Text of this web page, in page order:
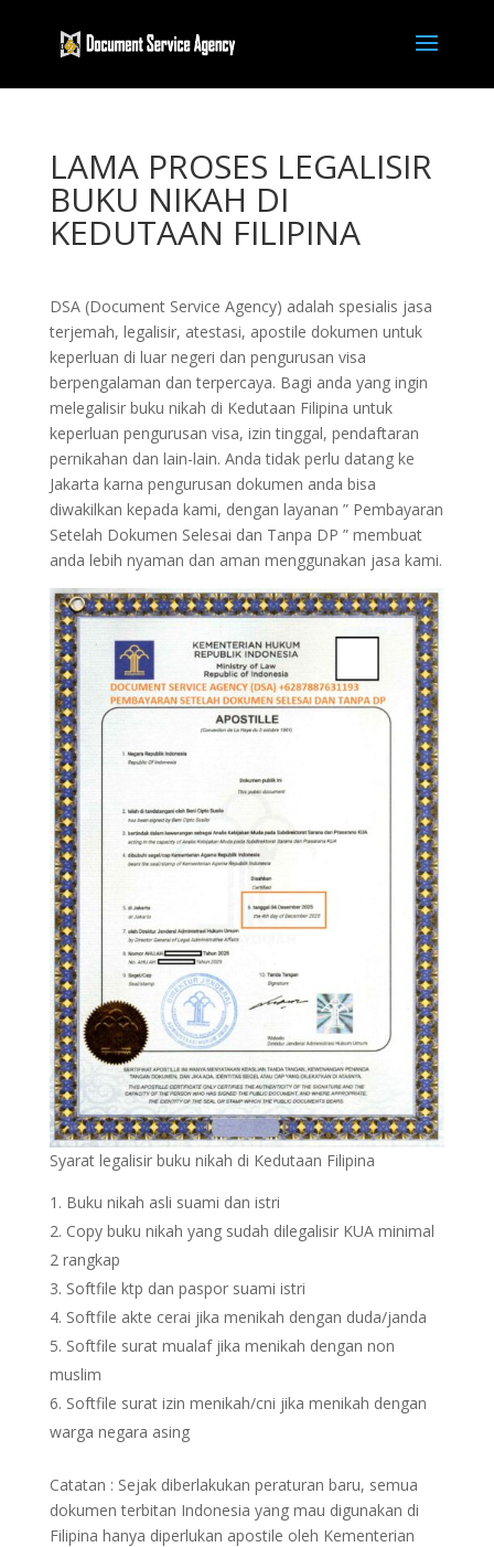
LAMA PROSES LEGALISIR
BUKU NIKAH DI
KEDUTAAN FILIPINA
DSA (Document Service Agency) adalah spesialis jasa
terjemah, legalisir, atestasi, apostile dokumen untuk
keperluan di luar negeri dan pengurusan visa
berpengalaman dan terpercaya. Bagi anda yang ingin
melegalisir buku nikah di Kedutaan Filipina untuk
keperluan pengurusan visa, izin tinggal, pendaftaran
pernikahan dan lain-lain. Anda tidak perlu datang ke
Jakarta karna pengurusan dokumen anda bisa
diwakilkan kepada kami, dengan layanan ” Pembayaran
Setelah Dokumen Selesai dan Tanpa DP ” membuat
anda lebih nyaman dan aman menggunakan jasa kami.
Syarat legalisir buku nikah di Kedutaan Filipina
Buku nikah asli suami dan istri
Copy buku nikah yang sudah dilegalisir KUA minimal
2 rangkap
Softfile ktp dan paspor suami istri
Softfile akte cerai jika menikah dengan duda/janda
Softfile surat mualaf jika menikah dengan non
muslim
Softfile surat izin menikah/cni jika menikah dengan
warga negara asing
Catatan : Sejak diberlakukan peraturan baru, semua
dokumen terbitan Indonesia yang mau digunakan di
Filipina hanya diperlukan apostile oleh Kementerian